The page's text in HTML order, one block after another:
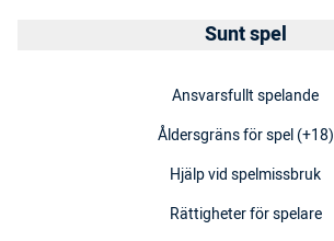
Sunt spel
Ansvarsfullt spelande
Åldersgräns för spel (+18)
Hjälp vid spelmissbruk
Rättigheter för spelare